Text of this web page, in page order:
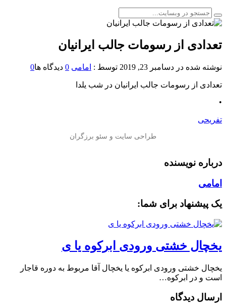
تعدادی از رسومات جالب ایرانیان
نوشته شده در دسامبر 23, 2019 توسط : امامی 0 دیدگاه ها0
تعدادی از رسومات جالب ایرانیان در شب یلدا
•
تفریحی
درباره نویسنده
امامی
یک پیشنهاد برای شما:
یخچال خشتی ورودی ابرکوه یا ی
یخچال خشتی ورودی ابرکوه یا یخچال آقا مربوط به دوره قاجار
است و در ابرکوه…
ارسال دیدگاه